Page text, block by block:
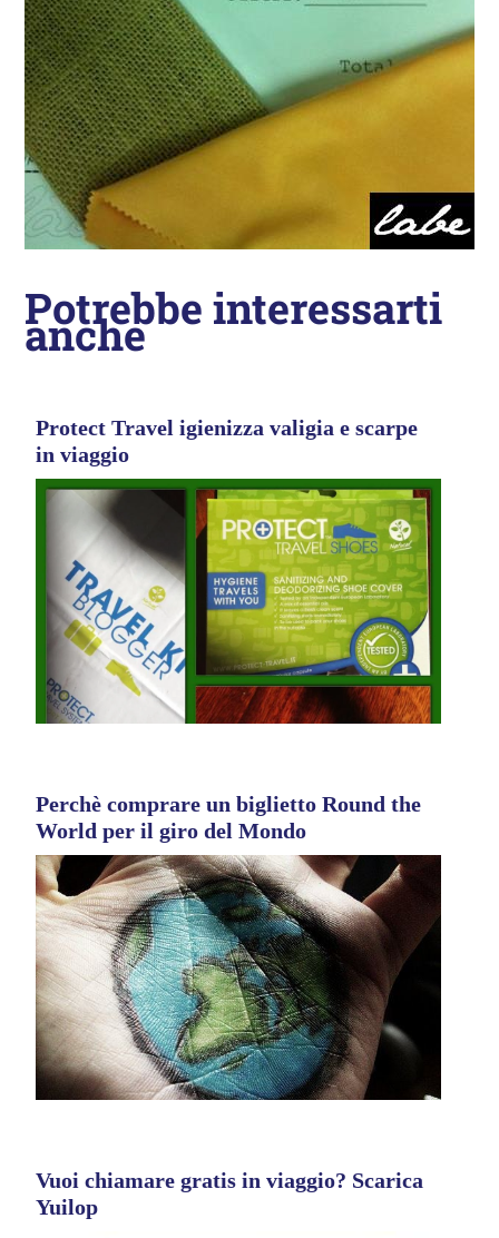
Potrebbe interessarti
anche
Protect Travel igienizza valigia e scarpe
in viaggio
Perchè comprare un biglietto Round the
World per il giro del Mondo
Vuoi chiamare gratis in viaggio? Scarica
Yuilop